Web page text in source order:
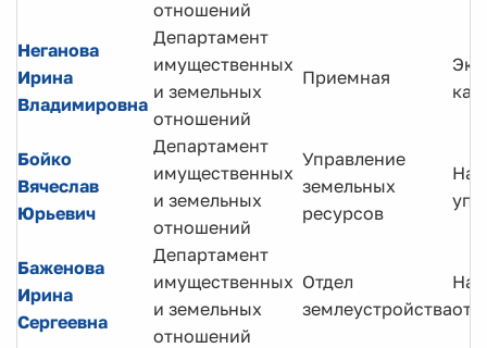
отношений
Неганова
Ирина
Владимировна
Департамент
имущественных
и земельных
отношений
Приемная
Бойко
Вячеслав
Юрьевич
Департамент
имущественных
и земельных
отношений
Управление
земельных
ресурсов
Баженова
Ирина
Сергеевна
Департамент
имущественных
и земельных
отношений
Отдел
землеустройства